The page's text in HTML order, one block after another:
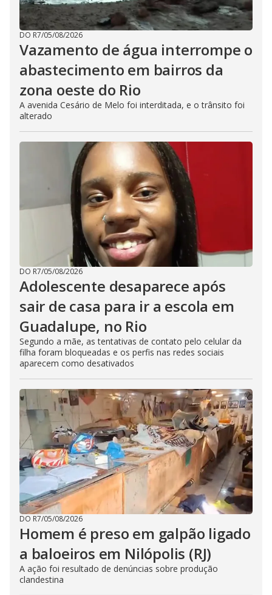
DO R7/05/08/2026
Vazamento de água interrompe o
abastecimento em bairros da
zona oeste do Rio
A avenida Cesário de Melo foi interditada, e o trânsito foi
alterado
DO R7/05/08/2026
Adolescente desaparece após
sair de casa para ir a escola em
Guadalupe, no Rio
Segundo a mãe, as tentativas de contato pelo celular da
filha foram bloqueadas e os perfis nas redes sociais
aparecem como desativados
DO R7/05/08/2026
Homem é preso em galpão ligado
a baloeiros em Nilópolis (RJ)
A ação foi resultado de denúncias sobre produção
clandestina